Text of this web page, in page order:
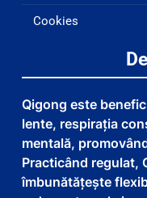
Cookies
Qigong este
lente, respirația
mentală,
Practicând regulat,
îmbunătățește